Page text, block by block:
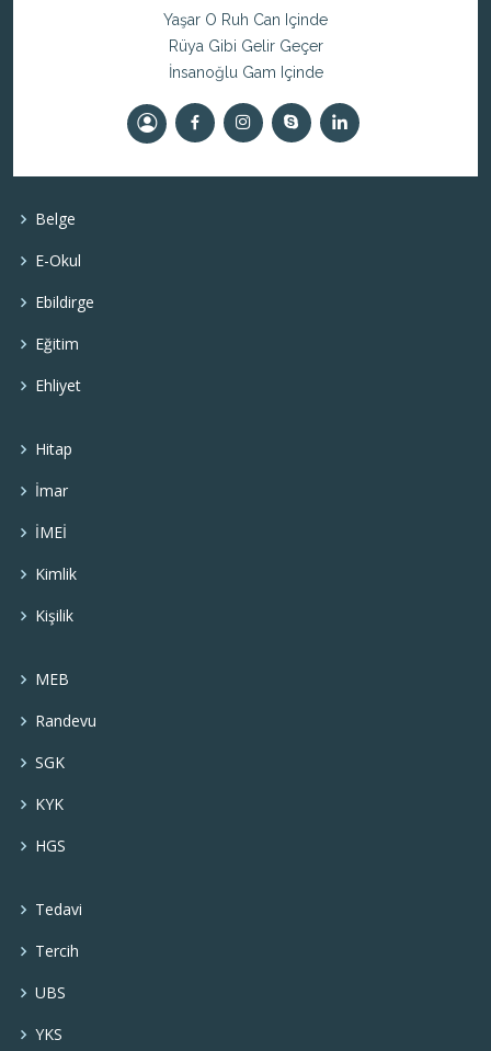
Yaşar O Ruh Can Içinde
Rüya Gibi Gelir Geçer
İnsanoğlu Gam Içinde
Belge
E-Okul
Ebildirge
Eğitim
Ehliyet
Hitap
İmar
İMEİ
Kimlik
Kişilik
MEB
Randevu
SGK
KYK
HGS
Tedavi
Tercih
UBS
YKS